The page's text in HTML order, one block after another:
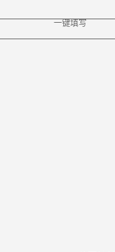
一键填写